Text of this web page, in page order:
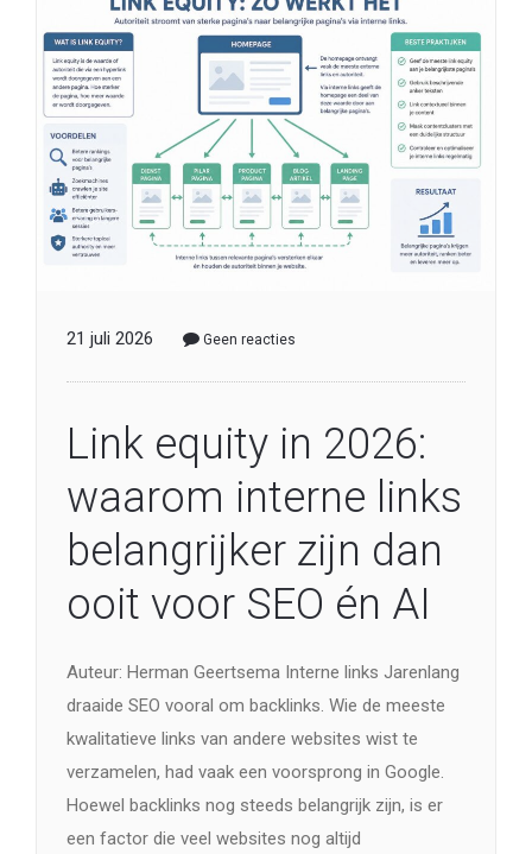
21 juli 2026 Geen reacties
Link equity in 2026:
waarom interne links
belangrijker zijn dan
ooit voor SEO én AI
Auteur: Herman Geertsema Interne links Jarenlang
draaide SEO vooral om backlinks. Wie de meeste
kwalitatieve links van andere websites wist te
verzamelen, had vaak een voorsprong in Google.
een factor die veel websites nog altijd
onderschatten: link equity, oftewel de manier
waarop autoriteit zich via interne links […]
Lees meer